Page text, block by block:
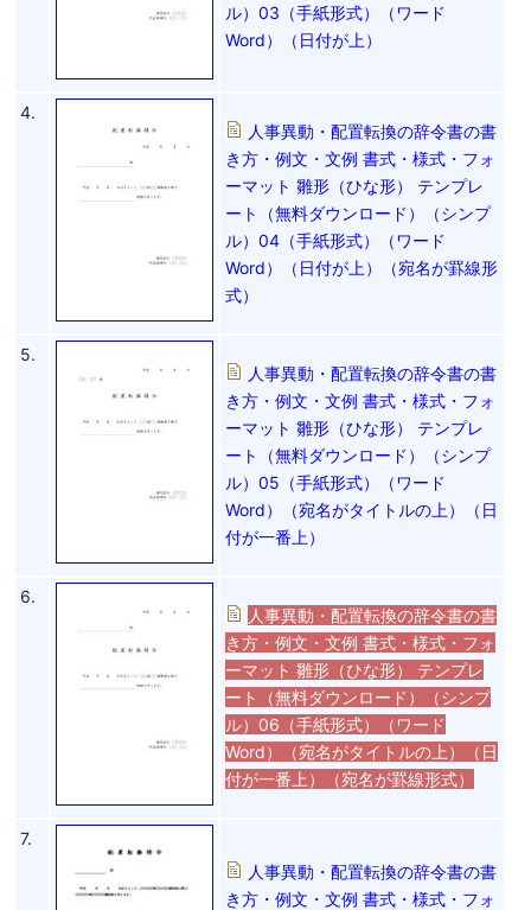
ル）03（手紙形式）（ワード
Word）（日付が上）
4.
人事異動・配置転換の辞令書の書
き方・例文・文例 書式・様式・フォ
ーマット 雛形（ひな形） テンプレ
ート（無料ダウンロード）（シンプ
ル）04（手紙形式）（ワード
Word）（日付が上）（宛名が罫線形
式）
5.
人事異動・配置転換の辞令書の書
き方・例文・文例 書式・様式・フォ
ーマット 雛形（ひな形） テンプレ
ート（無料ダウンロード）（シンプ
ル）05（手紙形式）（ワード
Word）（宛名がタイトルの上）（日
付が一番上）
6.
人事異動・配置転換の辞令書の書
き方・例文・文例 書式・様式・フォ
ーマット 雛形（ひな形） テンプレ
ート（無料ダウンロード）（シンプ
ル）06（手紙形式）（ワード
Word）（宛名がタイトルの上）（日
付が一番上）（宛名が罫線形式）
7.
人事異動・配置転換の辞令書の書
き方・例文・文例 書式・様式・フォ